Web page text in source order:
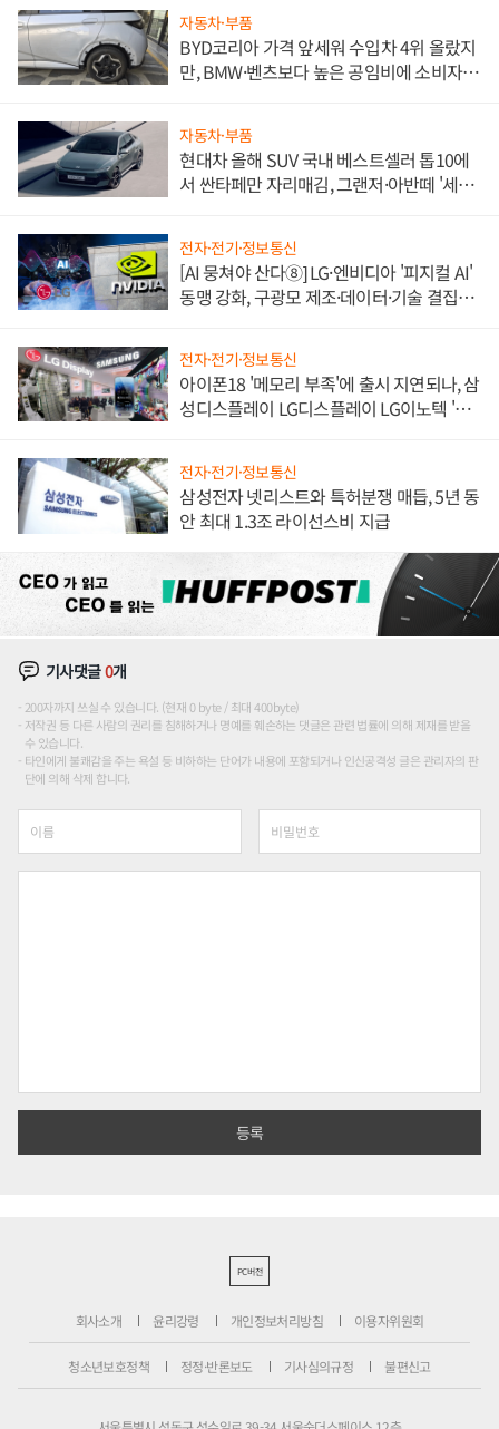
자동차·부품
BYD코리아 가격 앞세워 수입차 4위 올랐지
만, BMW·벤츠보다 높은 공임비에 소비자
자동차·부품
현대차 올해 SUV 국내 베스트셀러 톱10에
서 싼타페만 자리매김, 그랜저·아반떼 '세단
전자·전기·정보통신
[AI 뭉쳐야 산다⑧] LG·엔비디아 '피지컬 AI'
동맹 강화, 구광모 제조·데이터·기술 결집
전자·전기·정보통신
아이폰18 '메모리 부족'에 출시 지연되나, 삼
성디스플레이 LG디스플레이 LG이노텍 '탈
전자·전기·정보통신
삼성전자 넷리스트와 특허분쟁 매듭, 5년 동
안 최대 1.3조 라이선스비 지급
기사댓글0개
200자까지 쓰실 수 있습니다. (현재 0 byte / 최대 400byte)
저작권 등 다른 사람의 권리를 침해하거나 명예를 훼손하는 댓글은 관련 법률에 의해 제재를 받을
수 있습니다.
타인에게 불쾌감을 주는 욕설 등 비하하는 단어가 내용에 포함되거나 인신공격성 글은 관리자의 판
단에 의해 삭제 합니다.
PC버전
회사소개 윤리강령 개인정보처리방침 이용자위원회
청소년보호정책 정정·반론보도 기사심의규정 불편신고